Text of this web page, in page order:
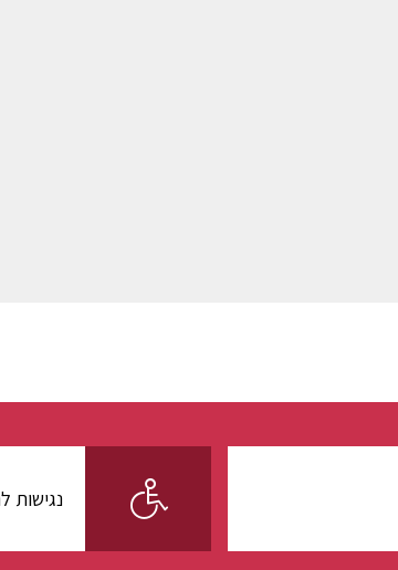
נגישות